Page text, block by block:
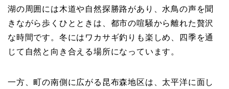
湖の周囲には木道や自然探勝路があり、水鳥の声を聞
きながら歩くひとときは、都市の喧騒から離れた贅沢
な時間です。冬にはワカサギ釣りも楽しめ、四季を通
じて自然と向き合える場所になっています。
一方、町の南側に広がる昆布森地区は、太平洋に面し